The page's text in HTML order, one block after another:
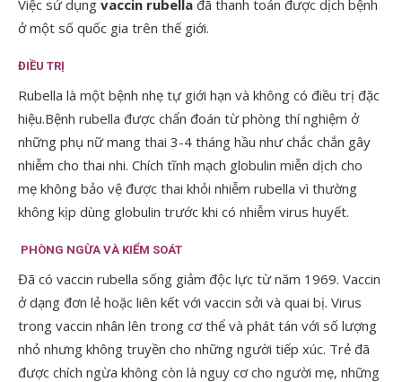
Việc sử dụng vaccin rubella đã thanh toán được dịch bệnh
ở một số quốc gia trên thế giới.
ĐIỀU TRỊ
Rubella là một bệnh nhẹ tự giới hạn và không có điều trị đặc
hiệu.Bệnh rubella được chẩn đoán từ phòng thí nghiệm ở
những phụ nữ mang thai 3-4 tháng hầu như chắc chắn gây
nhiễm cho thai nhi. Chích tĩnh mạch globulin miễn dịch cho
mẹ không bảo vệ được thai khỏi nhiễm rubella vì thường
không kịp dùng globulin trước khi có nhiễm virus huyết.
PHÒNG NGỪA VÀ KIỂM SOÁT
Đã có vaccin rubella sống giảm độc lực từ năm 1969. Vaccin
ở dạng đơn lẻ hoặc liên kết với vaccin sởi và quai bị. Virus
trong vaccin nhân lên trong cơ thể và phát tán với số lượng
nhỏ nhưng không truyền cho những người tiếp xúc. Trẻ đã
được chích ngừa không còn là nguy cơ cho người mẹ, những